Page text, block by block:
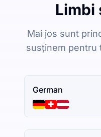
Limbi
Mai jos sunt
susținem pentru
German